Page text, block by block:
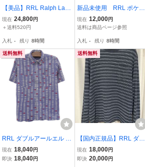
【美品】RRL Ralph Laur
en S Indigo blue Long Sl
eeve Waffle Henley Ther
ーマル ワッフル ヘン
リーネック 長袖
現在 24,800円
＋送料520円
入札 - 残り 8時間
新品未使用 RRL ポケッ
トTシャツ Мサイズ
現在 12,000円
送料は商品ページ参照
入札 - 残り 8時間
送料無料
RRL ダブルアールエル シ
アサッカー フィッシュ キ
ャンプシャツ トップス メ
現在 18,040円
即決 18,040円
送料無料
【国内正規品】RRL ダブ
ルアールエル ヴィンテー
ジ加工ボーダーポケ付ロ
現在 18,000円
即決 20,000円